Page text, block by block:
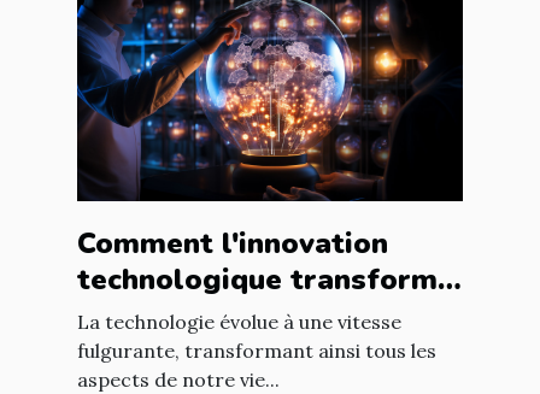
Comment l'innovation
technologique transforme
les entreprises à l'échelle
mondiale
La technologie évolue à une vitesse
fulgurante, transformant ainsi tous les
aspects de notre vie...